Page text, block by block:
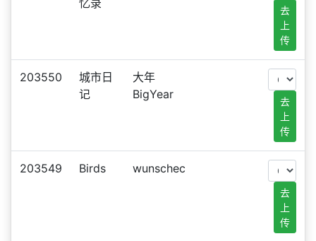
忆录
去
上
传
203550
城市日
记
大年
BigYear
去
上
传
203549 Birds wunschec
去
上
传